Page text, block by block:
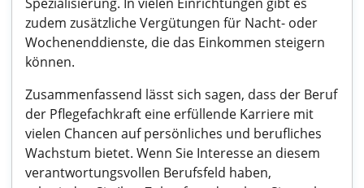
zudem zusätzliche Vergütungen für Nacht- oder
Wochenenddienste, die das Einkommen steigern
können.
Zusammenfassend lässt sich sagen, dass der Beruf
der Pflegefachkraft eine erfüllende Karriere mit
vielen Chancen auf persönliches und berufliches
Wachstum bietet. Wenn Sie Interesse an diesem
verantwortungsvollen Berufsfeld haben,